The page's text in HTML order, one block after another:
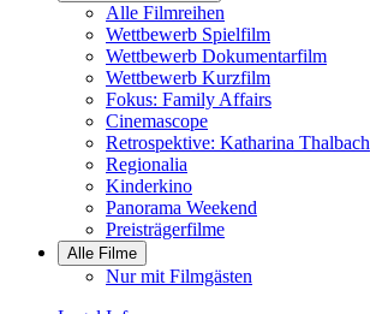
Alle Filmreihen
Wettbewerb Spielfilm
Wettbewerb Dokumentarfilm
Wettbewerb Kurzfilm
Fokus: Family Affairs
Cinemascope
Retrospektive: Katharina Thalbach
Regionalia
Kinderkino
Panorama Weekend
Preisträgerfilme
Alle Filme
Nur mit Filmgästen